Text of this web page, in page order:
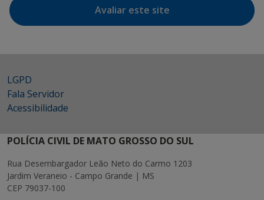
Avaliar este site
LGPD
Fala Servidor
Acessibilidade
POLÍCIA CIVIL DE MATO GROSSO DO SUL
Rua Desembargador Leão Neto do Carmo 1203
Jardim Veraneio - Campo Grande | MS
CEP 79037-100